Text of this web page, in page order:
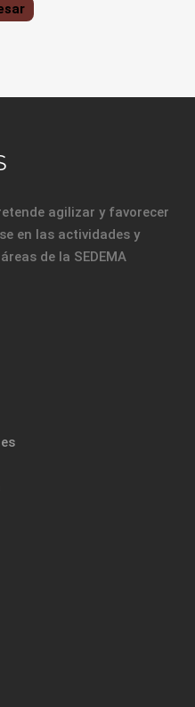
agilizar y favorecer
en las actividades y
de la SEDEMA